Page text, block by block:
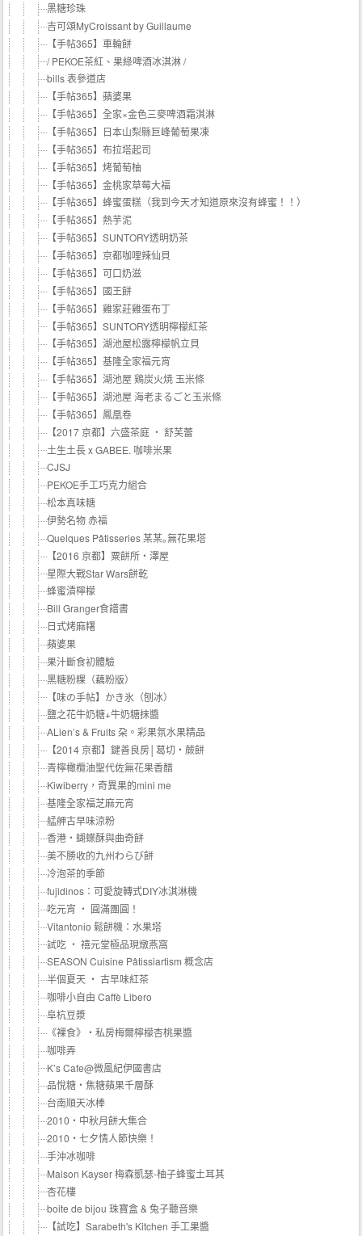
黑糖珍珠
吉可頌MyCroissant by Guillaume
【手帖365】車輪餅
/ PEKOE茶紅、果綠啤酒冰淇淋 /
bills 表參道店
【手帖365】蘋婆果
【手帖365】全家×金色三麥啤酒霜淇淋
【手帖365】日本山梨縣巨峰葡萄果凍
【手帖365】布拉塔起司
【手帖365】烤葡萄柚
【手帖365】金桃家草莓大福
【手帖365】蜂蜜蛋糕（我到今天才知道原來沒有蜂蜜！！）
【手帖365】熱芋泥
【手帖365】SUNTORY透明奶茶
【手帖365】京都咖哩辣仙貝
【手帖365】可口奶滋
【手帖365】國王餅
【手帖365】雞家莊雞蛋布丁
【手帖365】SUNTORY透明檸檬紅茶
【手帖365】湖池屋松露檸檬帆立貝
【手帖365】基隆全家福元宵
【手帖365】湖池屋 鶏炭火焼 玉米條
【手帖365】湖池屋 海老まるごと玉米條
【手帖365】鳳凰卷
【2017 京都】六盛茶庭 ‧ 舒芙蕾
土生土長 x GABEE. 咖啡米果
CJSJ
PEKOE手工巧克力組合
松本真味糖
伊勢名物 赤福
Quelques Pâtisseries 某某｡無花果塔
【2016 京都】粟餅所・澤屋
星際大戰Star Wars餅乾
蜂蜜漬檸檬
Bill Granger食譜書
日式烤麻糬
蘋婆果
果汁斷食初體驗
黑糖粉粿（藕粉版）
【味の手帖】かき氷（刨冰）
鹽之花牛奶糖+牛奶糖抹醬
ALien’s & Fruits 朶。彩果氛水果精品
【2014 京都】鍵善良房│葛切‧蕨餅
青檸橄欖油聖代佐無花果香醋
Kiwiberry，奇異果的mini me
基隆全家福芝麻元宵
艋舺古早味涼粉
香港‧蝴蝶酥與曲奇餅
美不勝收的九州わらび餅
冷泡茶的季節
fujidinos：可愛旋轉式DIY冰淇淋機
吃元宵 ‧ 圓滿團圓！
Vitantonio 鬆餅機：水果塔
試吃 ‧ 禧元堂極品現燉燕窩
SEASON Cuisine Pâtissiartism 概念店
半個夏天 ‧ 古早味紅茶
咖啡小自由 Caffè Libero
阜杭豆漿
《裸食》‧私房梅爾檸檬杏桃果醬
咖啡弄
K’s Cafe@微風紀伊國書店
品悅糖‧焦糖蘋果千層酥
台南順天冰棒
2010‧中秋月餅大集合
2010‧七夕情人節快樂！
手沖冰咖啡
Maison Kayser 梅森凱瑟-柚子蜂蜜土耳其
杏花樓
boite de bijou 珠寶盒 & 兔子聽音樂
【試吃】Sarabeth's Kitchen 手工果醬